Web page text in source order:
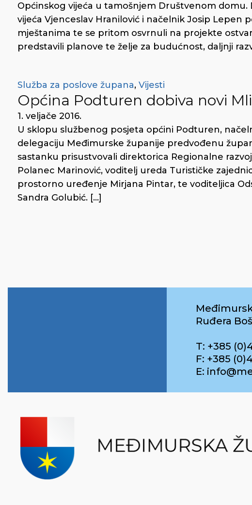
Općinskog vijeća u tamošnjem Društvenom domu.
vijeća Vjenceslav Hranilović i načelnik Josip Lepen
mještanima te se pritom osvrnuli na projekte
predstavili planove te želje za budućnost, daljnji
Služba za poslove župana, Vijesti
Općina Podturen dobiva novi
1. veljače 2016.
U sklopu službenog posjeta općini Podturen,
delegaciju Međimurske županije predvođenu
sastanku prisustvovali direktorica Regionalne
Polanec Marinović, voditelj ureda Turističke
prostorno uređenje Mirjana Pintar, te voditeljica
Sandra Golubić. […]
Ruđera
T: +385
F: +385
E: